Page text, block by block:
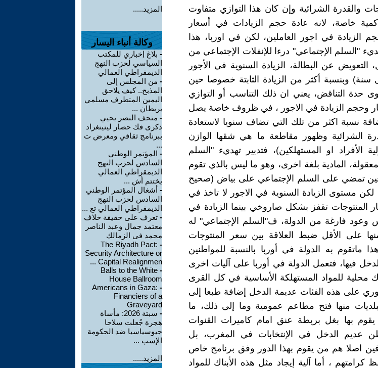
والقدرة الشرائية وإن كان هذا التوازي متفاوت
خاصة، لانه عادة حجم الزيادات في أسعار
الزيادة في اجور العاملين، لكن في اوربا، هذا
"السلم الإجتماعي" درءا للإنفلات الإجتماعي من
عن البطالة، الزيادة السنوية في الأجور
سنة) وبنسبة أكثر من الزيادة الثابتة خصوصا حين
حدة التناقض، يعني ان ذلك التناسب أو التوازي
وحجم الزيادة في الاجور ، في ظروف خاصة يصل
نسبة اكثر من تلك التي تضاف سنويا لاستعادة
الشرائية وظهور مقاطعة ما هي شقها الوازن
الأفراد او المستهلكين)، فتدبير تهديء "السلم
المادية بلغة اخرى، وهو ما ليس بالذي تقوم
حين تمضي على السلم الإجتماعي على بياض (صحيح
مستوى الزيادة السنوية في الاجور لا تاخذ في
المنتوجات تقفز بشكل صاروخي بينما الزيادة في
وعود فارغة من الدولة، ف"السلم الإجتماعي" له
على الأقل ضبط العلاقة بين سعر المنتوجات
ماتقوم به الدولة في أوربا بالنسبة للمواطنين
فيها، فتعمل الدولة في أوربا على آليات اخرى
محلية للمواد المستهلكة الأساسية في كل القرى
على هذه الفئات عديمة الدخل إضافة طبعا إلى
منها فتح مطاعم عمومية وما إلى ذلك، ما
بها بغل بربطة عنق امام كاميرات القنوات
عديم الدخل في الإنتخابات في المغرب، بل
اصلا هم من يقوم بهذا الدور وفق برنامج خاص
كرامتهم ، أما آلية إيجاد مثل هذه الأبناك للمواد
المزيد.....
وكالة أنباء اليسار
- بلاغ إخباري للمكتب
السياسي لحزب النهج
الديمقراطي العمالي
- من المجلس إلى
المذبح.. كيف يلاحق
اليمين المتطرف مسلمي
بريطان ...
- متحف النصر يحيي
ذكرى فك حصار لينينغراد
ببرنامج ثقافي ومعرض ت
...
- المؤتمر الوطني
السادس لحزب النهج
الديمقراطي العمالي
يختتم أش ...
- أشغال المؤتمر الوطني
السادس لحزب النهج
الديمقراطي العمالي تع ...
- تعرف على حقيقة خلاف
معتمد جمال وعبد الناصر
محمد فى الزمالك
-
The Riyadh Pact:
Security Architecture or
Capital Realignmen ...
-
Balls to the White
House Ballroom
-
Americans in Gaza:
Financiers of a
Graveyard
-
سبتة 2026: مأساة
هجرة جُعلت سلاحا
جيوسياسيا ضد الحكومة
الإسب ...
المزيد.....